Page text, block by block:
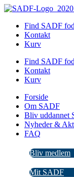
Videre
indholdFind SADF
Kontakt
Kurv
Find SADF
Kontakt
Kurv
Forside
Om SADF
Bliv uddannet
Nyheder &
FAQ
Bliv medlem
Mit SADF